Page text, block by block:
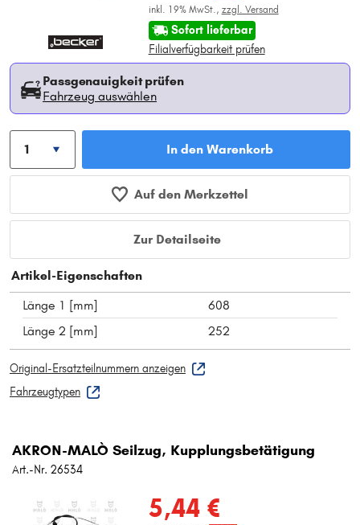
inkl. 19% MwSt., zzgl. Versand
Sofort lieferbar
Filialverfügbarkeit prüfen
Passgenauigkeit prüfen
Fahrzeug auswählen
In den Warenkorb
Auf den Merkzettel
Zur Detailseite
Artikel-Eigenschaften
Länge 1 [mm]
608
Länge 2 [mm]
252
Original-Ersatzteilnummern anzeigen
Fahrzeugtypen
AKRON-MALÒ Seilzug, Kupplungsbetätigung
Art.-Nr. 26534
5,44 €